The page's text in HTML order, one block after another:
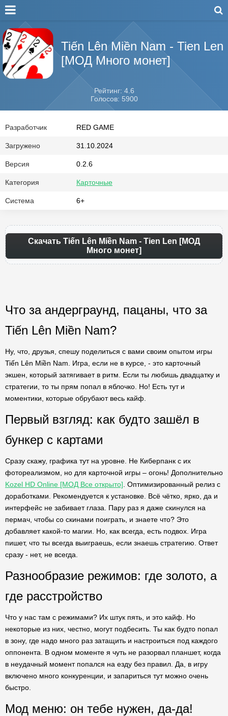
Tiến Lên Miền Nam - Tien Len
[МОД Много монет]
Рейтинг: 4.6
Голосов: 5900
Разработчик RED GAME
Загружено 31.10.2024
Версия 0.2.6
Категория Карточные
Система 6+
Скачать Tiến Lên Miền Nam - Tien Len [МОД
Много монет]
Что за андерграунд, пацаны, что за
Tiến Lên Miền Nam?
Ну, что, друзья, спешу поделиться с вами своим опытом игры
Tiến Lên Miền Nam. Игра, если не в курсе, - это карточный
экшен, который затягивает в ритм. Если ты любишь двадцатку и
стратегии, то ты прям попал в яблочко. Но! Есть тут и
моментики, которые обрубают весь кайф.
Первый взгляд: как будто зашёл в
бункер с картами
Сразу скажу, графика тут на уровне. Не Киберпанк с их
фотореализмом, но для карточной игры – огонь! Дополнительно
Kozel HD Online [МОД Все открыто] . Оптимизированный релиз с
доработками. Рекомендуется к установке. Всё чётко, ярко, да и
интерфейс не забивает глаза. Пару раз я даже скинулся на
пермач, чтобы со скинами поиграть, и знаете что? Это
добавляет какой-то магии. Но, как всегда, есть подвох. Игра
пишет, что ты всегда выиграешь, если знаешь стратегию. Ответ
сразу - нет, не всегда.
Разнообразие режимов: где золото, а
где расстройство
Что у нас там с режимами? Их штук пять, и это кайф. Но
некоторые из них, честно, могут подбесить. Ты как будто попал
в зону, где надо много раз затащить и настроиться под каждого
оппонента. В одном моменте я чуть не разорвал планшет, когда
в неудачный момент попался на езду без правил. Да, в игру
включено много конкуренции, и запариться тут можно очень
быстро.
Мод меню: он тебе нужен, да-да!